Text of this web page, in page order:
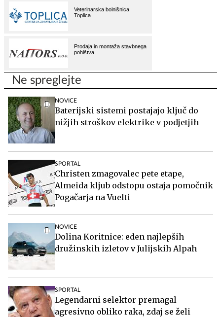
Ne spreglejte
NOVICE
Baterijski sistemi postajajo ključ do
nižjih stroškov elektrike v podjetjih
SPORTAL
Christen zmagovalec pete etape,
Almeida kljub odstopu ostaja pomočnik
Pogačarja na Vuelti
NOVICE
Dolina Koritnice: eden najlepših
družinskih izletov v Julijskih Alpah
SPORTAL
Legendarni selektor premagal
agresivno obliko raka, zdaj se želi